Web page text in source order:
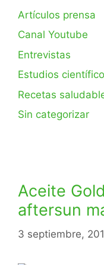
Aceite
aftersun
3 septiembre,
Artículos prensa
Canal Youtube
Entrevistas
Estudios
Recetas
Sin categorizar